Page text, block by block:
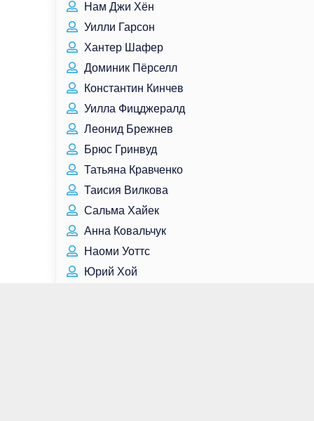
Нам Джи Хён
Уилли Гарсон
Хантер Шафер
Доминик Пёрселл
Константин Кинчев
Уилла Фицджералд
Леонид Брежнев
Брюс Гринвуд
Татьяна Кравченко
Таисия Вилкова
Сальма Хайек
Анна Ковальчук
Наоми Уоттс
Юрий Хой